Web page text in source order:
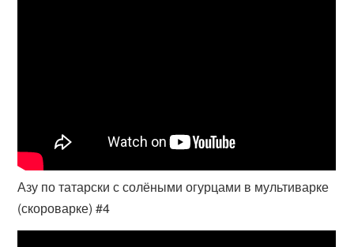
Азу по татарски с солёными огурцами в мультиварке
(скороварке) #4